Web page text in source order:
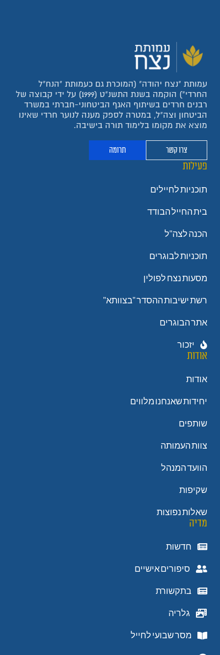
עמותת "נצח יהודה" (המוכרת גם כעמותת "הנח"ל
החרדי") הוקמה בשנת התשנ"ט (1999) על ידי קבוצה של
רבנים חרדים בשיתוף האגף הביטחוני-חברתי במשרד
הביטחון וצה"ל, במטרה לספק מענה לנוער חרדי שאינו
מוצא את מקומו בלימוד תורה בישיבה.
צרו קשר תרומה
פעילות
תוכניות לחיילים
בית החייל הבודד
הכנה לצה"ל
תוכניות לבוגרים
מסעות נצח לפולין
רשת ישיבות ההסדר "בצוותא"
אתר הבוגרים
יזכור
אודות
אודות
יחידות שאנחנו מלווים
שותפים
צוות העמותה
הוועד המנהל
שקיפות
שאלות נפוצות
מדיה
חדשות
סיפורים אישיים
בתקשורת
גלריה
מסר שבועי לחייל